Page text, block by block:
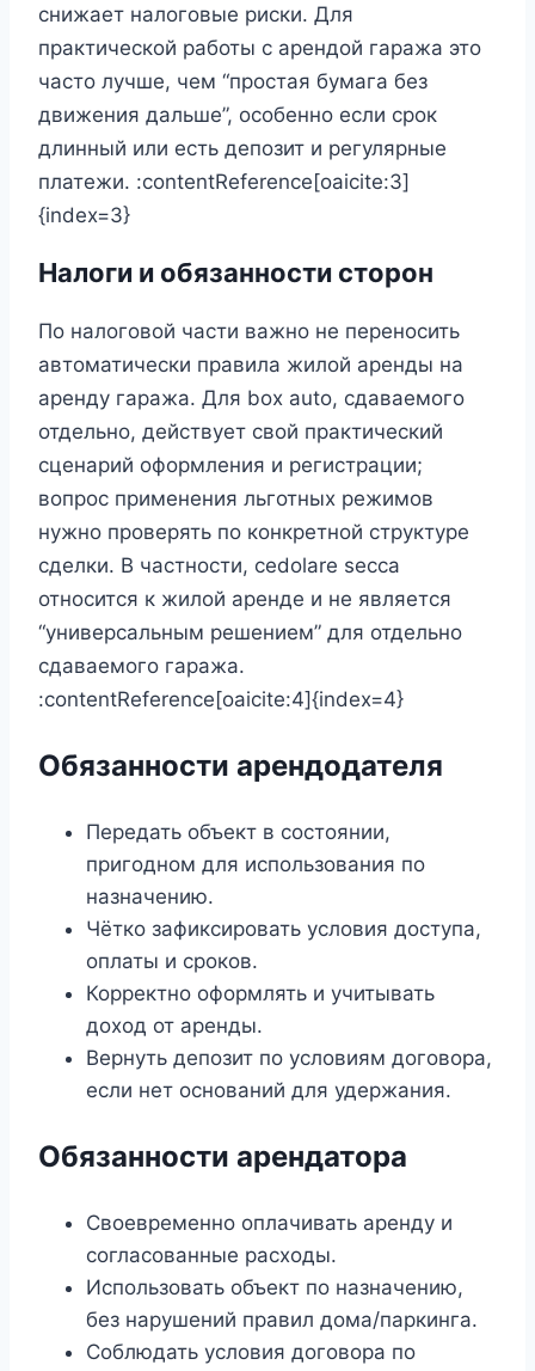
снижает налоговые риски. Для
практической работы с арендой гаража это
часто лучше, чем “простая бумага без
движения дальше”, особенно если срок
длинный или есть депозит и регулярные
платежи. :contentReference[oaicite:3]
{index=3}
Налоги и обязанности сторон
По налоговой части важно не переносить
автоматически правила жилой аренды на
аренду гаража. Для box auto, сдаваемого
отдельно, действует свой практический
сценарий оформления и регистрации;
вопрос применения льготных режимов
нужно проверять по конкретной структуре
сделки. В частности, cedolare secca
относится к жилой аренде и не является
“универсальным решением” для отдельно
сдаваемого гаража.
:contentReference[oaicite:4]{index=4}
Обязанности арендодателя
Передать объект в состоянии,
пригодном для использования по
назначению.
Чётко зафиксировать условия доступа,
оплаты и сроков.
Корректно оформлять и учитывать
доход от аренды.
Вернуть депозит по условиям договора,
если нет оснований для удержания.
Обязанности арендатора
Своевременно оплачивать аренду и
согласованные расходы.
Использовать объект по назначению,
без нарушений правил дома/паркинга.
Соблюдать условия договора по